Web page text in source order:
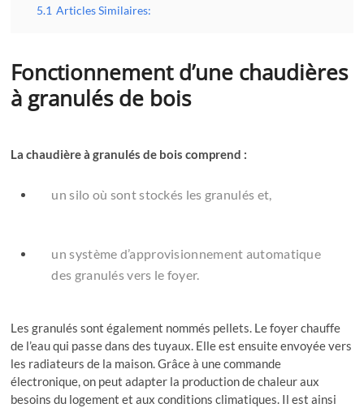
5.1 Articles Similaires:
Fonctionnement d’une chaudières
à granulés de bois
La chaudière à granulés de bois comprend :
un silo où sont stockés les granulés et,
un système d’approvisionnement automatique
des granulés vers le foyer.
Les granulés sont également nommés pellets. Le foyer chauffe
de l’eau qui passe dans des tuyaux. Elle est ensuite envoyée vers
les radiateurs de la maison. Grâce à une commande
électronique, on peut adapter la production de chaleur aux
besoins du logement et aux conditions climatiques. Il est ainsi